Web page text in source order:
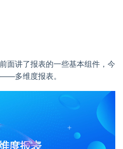
面讲了报表的一些基本组件，今
多维度报表。